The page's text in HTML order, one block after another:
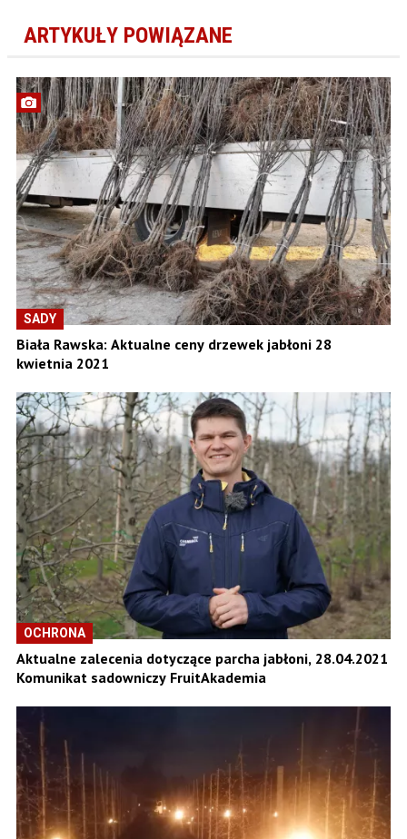
ARTYKUŁY POWIĄZANE
SADY
Biała Rawska: Aktualne ceny drzewek jabłoni 28
kwietnia 2021
OCHRONA
Aktualne zalecenia dotyczące parcha jabłoni, 28.04.2021
Komunikat sadowniczy FruitAkademia